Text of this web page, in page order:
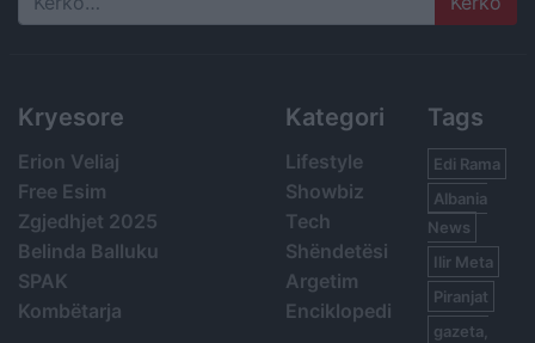
Search
Kryesore
Erion Veliaj
Free Esim
Zgjedhjet 2025
Belinda Balluku
SPAK
Kombëtarja
Kategori
Lifestyle
Showbiz
Tech
Shëndetësi
Argetim
Enciklopedi
Tags
Edi Rama
Albania
News
Ilir Meta
Piranjat
gazeta,